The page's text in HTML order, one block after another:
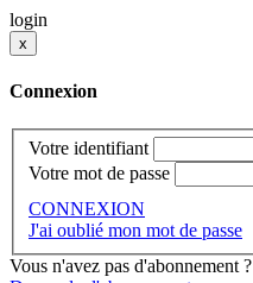
login
x
Connexion
Votre identifiant
Votre mot de passe
CONNEXION
J'ai oublié mon mot de passe
Vous n'avez pas d'abonnement ?